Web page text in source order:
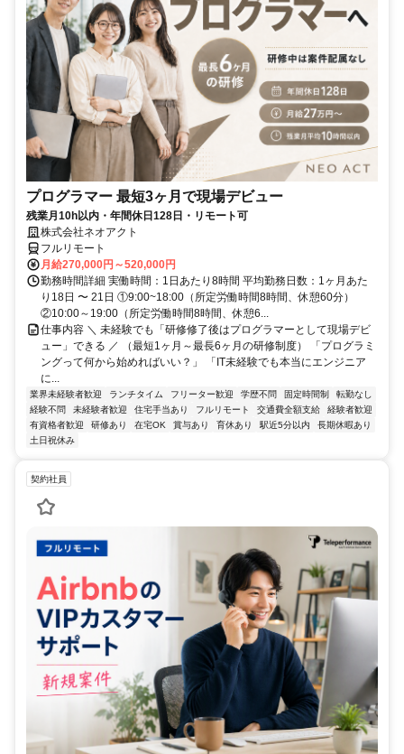
プログラマー 最短3ヶ月で現場デビュー
残業月10h以内・年間休日128日・リモート可
株式会社ネオアクト
フルリモート
月給270,000円～520,000円
勤務時間詳細 実働時間：1日あたり8時間 平均勤務日数：1ヶ月あた
り18日 〜 21日 ①9:00~18:00（所定労働時間8時間、休憩60分）
②10:00～19:00（所定労働時間8時間、休憩6...
仕事内容 ＼ 未経験でも「研修修了後はプログラマーとして現場デビ
ュー」できる ／ （最短1ヶ月～最長6ヶ月の研修制度） 「プログラミ
ングって何から始めればいい？」 「IT未経験でも本当にエンジニア
に...
業界未経験者歓迎 ランチタイム フリーター歓迎 学歴不問 固定時間制
転勤なし
経験不問
未経験者歓迎 住宅手当あり フルリモート 交通費全額支給
経験者歓迎
有資格者歓迎
研修あり 在宅OK 賞与あり 育休あり 駅近5分以内
長期休暇あり
土日祝休み
契約社員